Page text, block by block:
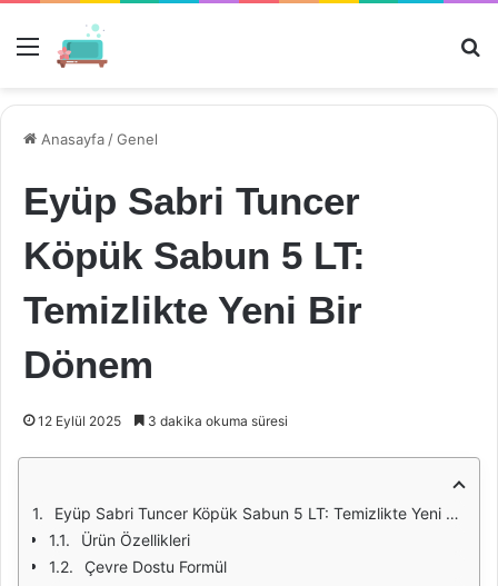
Menü
Anasayfa /Genel
Eyüp Sabri Tuncer
Köpük Sabun 5 LT:
Temizlikte Yeni Bir
Dönem
12 Eylül 2025 3 dakika okuma süresi
Eyüp Sabri Tuncer Köpük Sabun 5 LT: Temizlikte Yeni Bir Dönem
Ürün Özellikleri
Çevre Dostu Formül